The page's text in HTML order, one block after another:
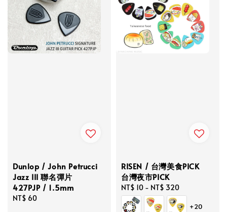
Dunlop / John Petrucci
Jazz III 聯名彈片
427PJP / 1.5mm
Regular
NT$ 60
RISEN / 台灣美食PICK
台灣夜市PICK
Regular
price
NT$ 10 - NT$ 320
+20